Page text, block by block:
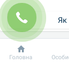
Як
Добробут
Головна